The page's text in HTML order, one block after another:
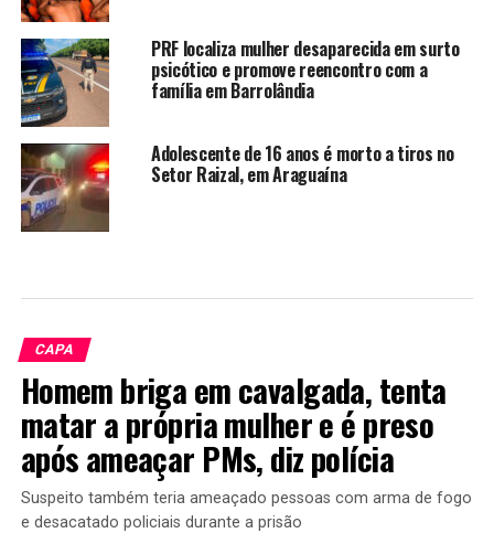
PRF localiza mulher desaparecida em surto
psicótico e promove reencontro com a
família em Barrolândia
Adolescente de 16 anos é morto a tiros no
Setor Raizal, em Araguaína
CAPA
Homem briga em cavalgada, tenta
matar a própria mulher e é preso
após ameaçar PMs, diz polícia
Suspeito também teria ameaçado pessoas com arma de fogo
e desacatado policiais durante a prisão